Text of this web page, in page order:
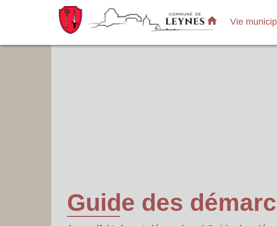
home Vie
Guide des